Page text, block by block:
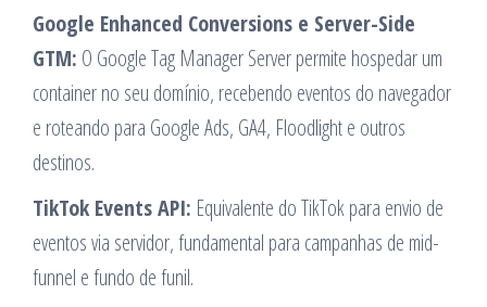
Google Enhanced Conversions e Server-Side
GTM: O Google Tag Manager Server permite hospedar um
container no seu domínio, recebendo eventos do navegador
e roteando para Google Ads, GA4, Floodlight e outros
destinos.
TikTok Events API: Equivalente do TikTok para envio de
eventos via servidor, fundamental para campanhas de mid-
funnel e fundo de funil.